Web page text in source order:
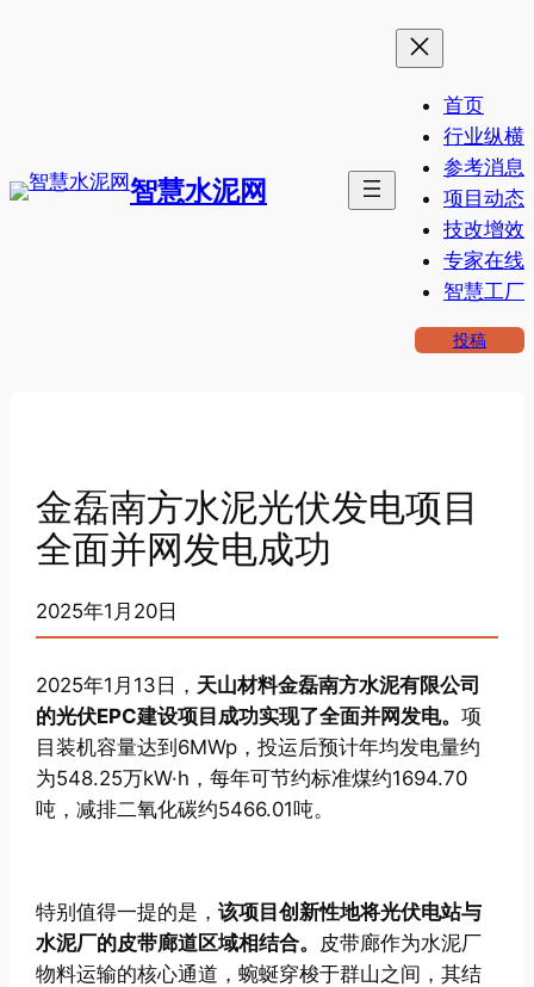
智慧水泥网
首页
行业纵横
参考消息
项目动态
技改增效
专家在线
智慧工厂
投稿
金磊南方水泥光伏发电项目
全面并网发电成功
2025年1月20日
2025年1月13日， 天山材料金磊南方水泥有限公司
的光伏EPC建设项目成功实现了全面并网发电。项
目装机容量达到6MWp，投运后预计年均发电量约
为548.25万kW·h，每年可节约标准煤约1694.70
吨，减排二氧化碳约5466.01吨。
特别值得一提的是，该项目创新性地将光伏电站与
水泥厂的皮带廊道区域相结合。 皮带廊作为水泥厂
物料运输的核心通道，蜿蜒穿梭于群山之间，其结